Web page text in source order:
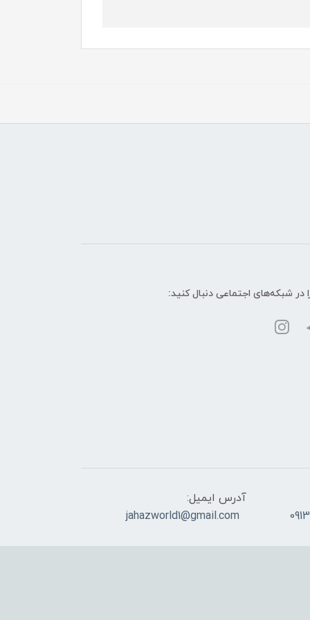
در شبکه‌های اجتماعی دنبال کنید:
آدرس ایمیل:
jahazworld1@gmail.com